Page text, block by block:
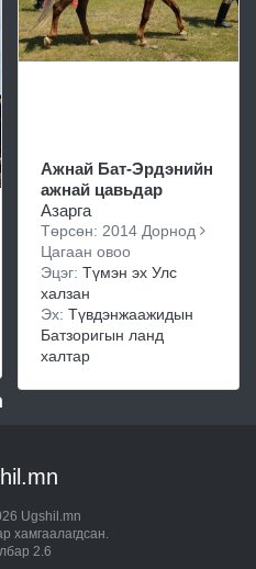
Ажнай Бат-Эрдэнийн
ажнай цавьдар
Азарга
Төрсөн: 2014 Дорнод
Цагаан овоо
Эцэг: Түмэн эх Улс
халзан
Эх: Түвдэнжаажидын
Батзоригын ланд
халтар
Ugshil.mn
хамгаалагдсан.
2.6